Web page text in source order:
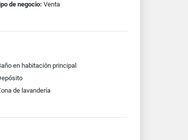
de negocio: Venta
en habitación principal
de lavandería